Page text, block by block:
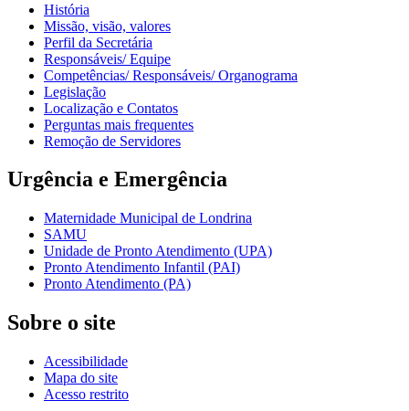
História
Missão, visão, valores
Perfil da Secretária
Responsáveis/ Equipe
Competências/ Responsáveis/ Organograma
Legislação
Localização e Contatos
Perguntas mais frequentes
Remoção de Servidores
Urgência e Emergência
Maternidade Municipal de Londrina
SAMU
Unidade de Pronto Atendimento (UPA)
Pronto Atendimento Infantil (PAI)
Pronto Atendimento (PA)
Sobre o site
Acessibilidade
Mapa do site
Acesso restrito